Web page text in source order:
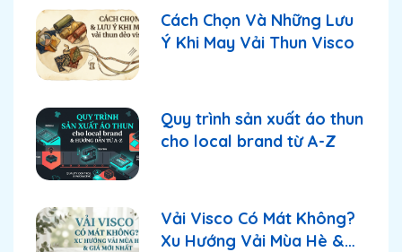
Cách Chọn Và Những Lưu
Ý Khi May Vải Thun Visco
Quy trình sản xuất áo thun
cho local brand từ A-Z
Vải Visco Có Mát Không?
Xu Hướng Vải Mùa Hè &